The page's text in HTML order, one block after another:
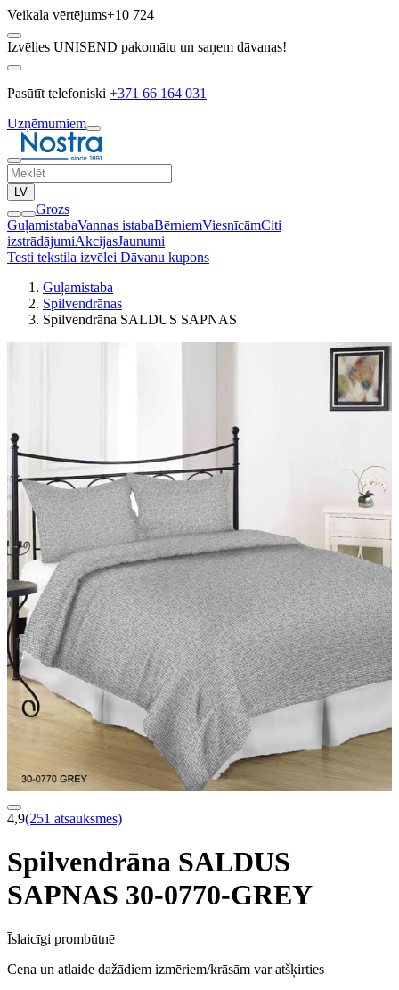
Veikala vērtējums+10 724
Izvēlies UNISEND pakomātu un saņem dāvanas!
Pasūtīt telefoniski +371 66 164 031
Uzņēmumiem
LV
Grozs
GuļamistabaVannas istabaBērniemViesnīcāmCiti
izstrādājumiAkcijasJaunumi
Testi tekstila izvēlei Dāvanu kupons
Guļamistaba
Spilvendrānas
Spilvendrāna SALDUS SAPNAS
4,9(251 atsauksmes)
Spilvendrāna SALDUS
SAPNAS 30-0770-GREY
Īslaicīgi prombūtnē
Cena un atlaide dažādiem izmēriem/krāsām var atšķirties